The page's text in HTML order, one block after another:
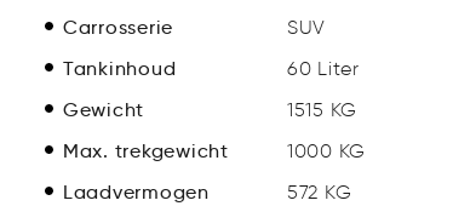
Carrosserie
SUV
Tankinhoud
60 Liter
Gewicht
1515 KG
Max. trekgewicht
1000 KG
Laadvermogen
572 KG